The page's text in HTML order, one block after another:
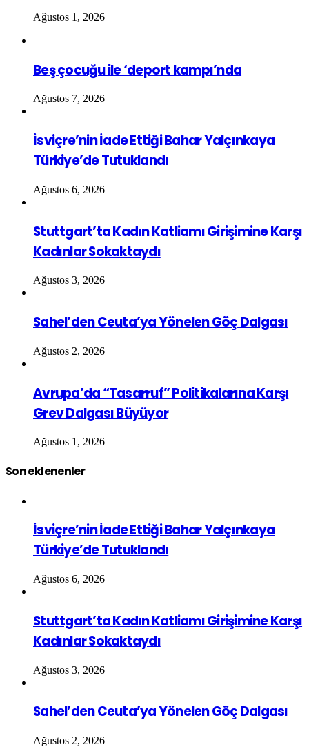
Ağustos 1, 2026
Beş çocuğu ile ‘deport kampı’nda
Ağustos 7, 2026
İsviçre’nin İade Ettiği Bahar Yalçınkaya
Türkiye’de Tutuklandı
Ağustos 6, 2026
Stuttgart’ta Kadın Katliamı Girişimine Karşı
Kadınlar Sokaktaydı
Ağustos 3, 2026
Sahel’den Ceuta’ya Yönelen Göç Dalgası
Ağustos 2, 2026
Avrupa’da “Tasarruf” Politikalarına Karşı
Grev Dalgası Büyüyor
Ağustos 1, 2026
Son eklenenler
İsviçre’nin İade Ettiği Bahar Yalçınkaya
Türkiye’de Tutuklandı
Ağustos 6, 2026
Stuttgart’ta Kadın Katliamı Girişimine Karşı
Kadınlar Sokaktaydı
Ağustos 3, 2026
Sahel’den Ceuta’ya Yönelen Göç Dalgası
Ağustos 2, 2026